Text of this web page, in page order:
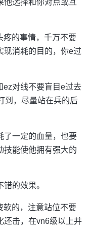
他选择和你对点或互
疼的事情，千万不要
现消耗的目的，你e过
ez对线不要盲目e过去
到，尽量站在兵的后
了一定的血量，也要
技能使他拥有强大的
的效果。
软的，注意站位不要
还击，在vn6级以上并